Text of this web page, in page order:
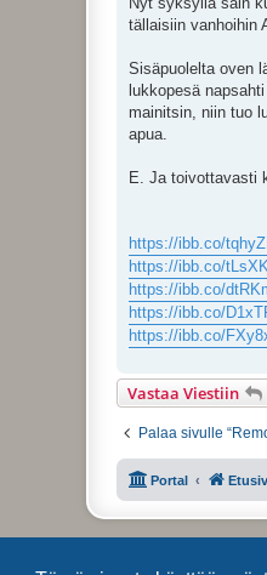
s
t
tällaisiin vanhoihin
Sisäpuolelta oven
lukkopesä
mainitsin, niin tuo
apua.
E. Ja toivottavasti
https://ibb.co/
https://ibb.co/
https://ibb.co/
https://ibb.co/
https://ibb.co/
Vastaa Viestiin
Palaa sivulle
Portal